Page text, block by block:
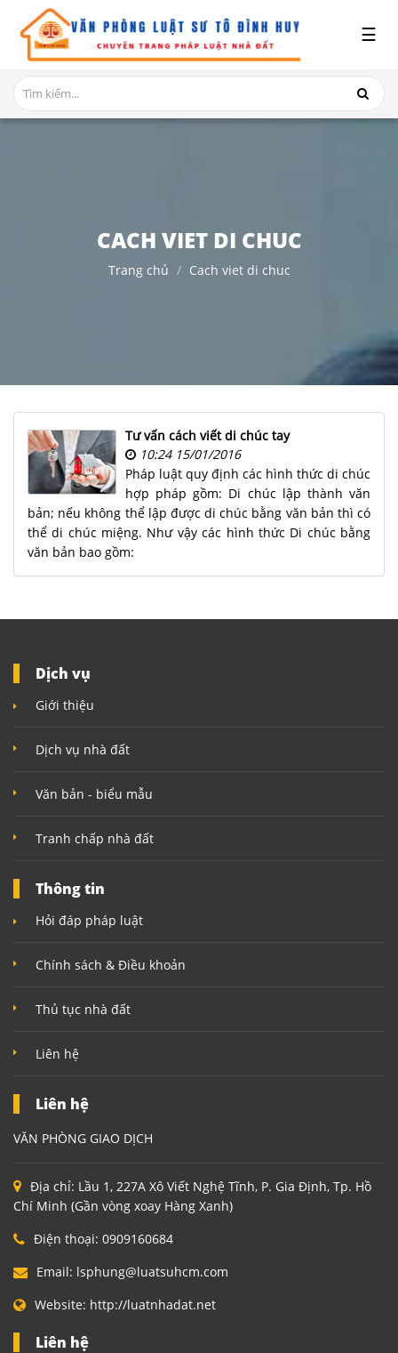
GIỚI
THIỆU
DỊCH
TỤC
VĂN
BẢN
BIỂU
MẪU
☰
CACH VIET DI CHUC
Trang chủ Cach viet di chuc
Tư vấn cách viết di chúc tay
10:24 15/01/2016
Pháp luật quy định các hình thức di chúc
hợp pháp gồm: Di chúc lập thành văn
bản; nếu không thể lập được di chúc bằng văn bản thì có
thể di chúc miệng. Như vậy các hình thức Di chúc bằng
văn bản bao gồm:
Dịch vụ
Giới thiệu
Dịch vụ nhà đất
Văn bản - biểu mẫu
Tranh chấp nhà đất
Thông tin
Hỏi đáp pháp luật
Chính sách & Điều khoản
Thủ tục nhà đất
Liên hệ
Liên hệ
VĂN PHÒNG GIAO DỊCH
Địa chỉ: Lầu 1, 227A Xô Viết Nghệ Tĩnh, P. Gia Định, Tp. Hồ
Chí Minh (Gần vòng xoay Hàng Xanh)
Điện thoại: 0909160684
Email: lsphung@luatsuhcm.com
Website: http://luatnhadat.net
Liên hệ